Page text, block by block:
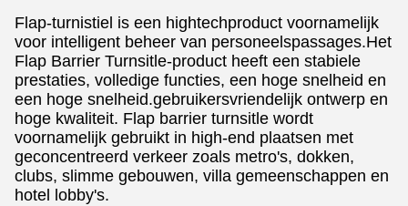
Flap-turnistiel is een hightechproduct voornamelijk
voor intelligent beheer van personeelspassages.Het
Flap Barrier Turnsitle-product heeft een stabiele
prestaties, volledige functies, een hoge snelheid en
een hoge snelheid.gebruikersvriendelijk ontwerp en
hoge kwaliteit. Flap barrier turnsitle wordt
voornamelijk gebruikt in high-end plaatsen met
geconcentreerd verkeer zoals metro's, dokken,
clubs, slimme gebouwen, villa gemeenschappen en
hotel lobby's.